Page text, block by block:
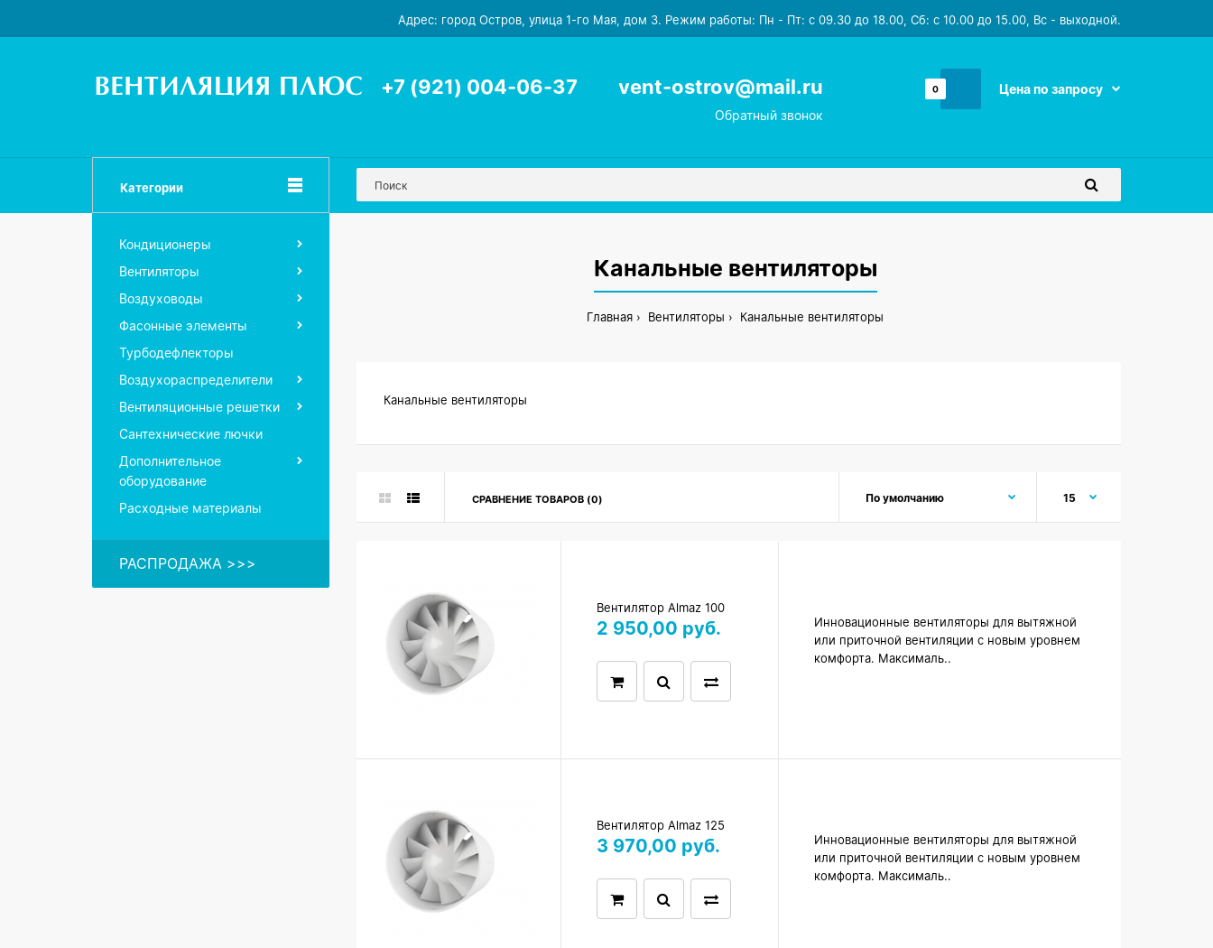
Адрес: город Остров, улица 1-го Мая, дом 3. Режим работы: Пн - Пт: с 09.30 до 18.00, Сб: с 10.00 до 15.00, Вс - выходной.
+7 (921) 004-06-37 vent-ostrov@mail.ru
Обратный звонок
0 Цена по запросу
Категории
Кондиционеры
Вентиляторы
Воздуховоды
Фасонные элементы
Турбодефлекторы
Воздухораспределители
Вентиляционные решетки
Сантехнические лючки
Дополнительное
оборудование
Расходные материалы
РАСПРОДАЖА >>>
Канальные вентиляторы
Главная Вентиляторы Канальные вентиляторы
Канальные вентиляторы
СРАВНЕНИЕ ТОВАРОВ (0)
Вентилятор Almaz 100
2 950,00 руб.
Инновационные вентиляторы для вытяжной
или приточной вентиляции с новым уровнем
комфорта. Максималь..
Вентилятор Almaz 125
3 970,00 руб.
Инновационные вентиляторы для вытяжной
или приточной вентиляции с новым уровнем
комфорта. Максималь..